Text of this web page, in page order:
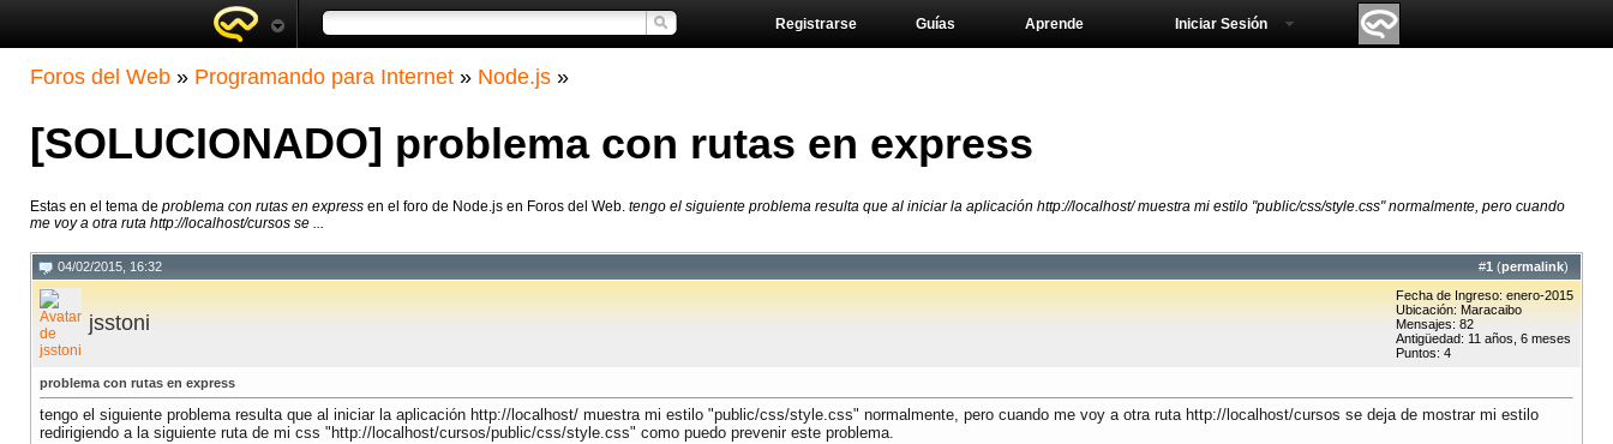
Aprende
Guías
Registrarse Iniciar Sesión
Foros del Web » Programando para Internet » Node.js »
[SOLUCIONADO] problema con rutas en express
Estas en el tema de problema con rutas en express en el foro de Node.js en Foros del Web. tengo el siguiente problema resulta que al iniciar la aplicación http://localhost/ muestra mi estilo "public/css/style.css" normalmente, pero cuando
me voy a otra ruta http://localhost/cursos se ...
#1 (permalink)
04/02/2015, 16:32
jsstoni
Fecha de Ingreso: enero-2015
Ubicación: Maracaibo
Mensajes: 82
Antigüedad: 11 años, 6 meses
Puntos: 4
problema con rutas en express
tengo el siguiente problema resulta que al iniciar la aplicación http://localhost/ muestra mi estilo "public/css/style.css" normalmente, pero cuando me voy a otra ruta http://localhost/cursos se deja de mostrar mi estilo
redirigiendo a la siguiente ruta de mi css "http://localhost/cursos/public/css/style.css" como puedo prevenir este problema.